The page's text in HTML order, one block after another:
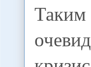
Таким